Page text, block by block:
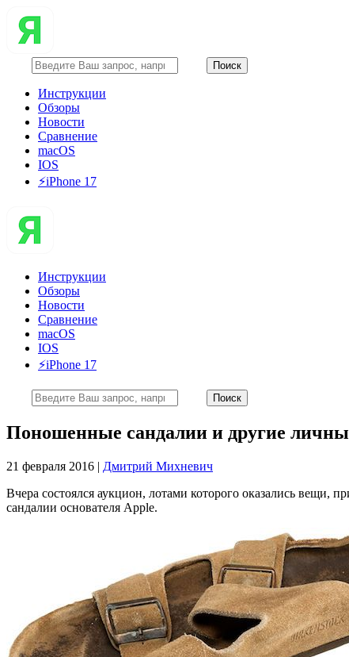
Инструкции
Обзоры
Новости
Сравнение
macOS
IOS
⚡️iPhone 17
Инструкции
Обзоры
Новости
Сравнение
macOS
IOS
⚡️iPhone 17
Поношенные сандалии и другие
21 февраля 2016 | Дмитрий Михневич
Вчера состоялся аукцион, лотами которого оказались
сандалии основателя Apple.